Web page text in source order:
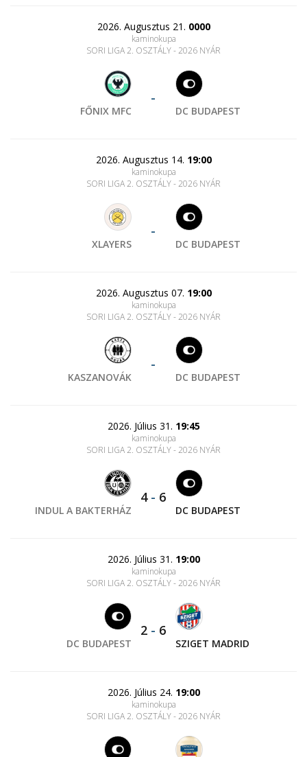
2026. Augusztus 21. 0000
kaminokupa
SORI LIGA 2. OSZTÁLY - 2026 NYÁR
FŐNIX MFC
-
DC BUDAPEST
2026. Augusztus 14. 19:00
kaminokupa
SORI LIGA 2. OSZTÁLY - 2026 NYÁR
XLAYERS
-
DC BUDAPEST
2026. Augusztus 07. 19:00
kaminokupa
SORI LIGA 2. OSZTÁLY - 2026 NYÁR
KASZANOVÁK
-
DC BUDAPEST
2026. Július 31. 19:45
kaminokupa
SORI LIGA 2. OSZTÁLY - 2026 NYÁR
INDUL A BAKTERHÁZ
4- 6
DC BUDAPEST
2026. Július 31. 19:00
kaminokupa
SORI LIGA 2. OSZTÁLY - 2026 NYÁR
DC BUDAPEST
2 - 6
SZIGET MADRID
2026. Július 24. 19:00
kaminokupa
SORI LIGA 2. OSZTÁLY - 2026 NYÁR